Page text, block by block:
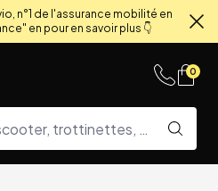
n°1 de l'assurance mobilité en
en pour en savoir plus 👇
0